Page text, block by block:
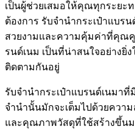
เป็นผู้ช่วยเสมอให้คุณทุกระย
ต้องการ รับจำนำกระเป๋าแบร
สวยงามและความคุ้มค่าที่คุณ
รนด์เนม เป็นที่น่าสนใจอย่างยิ่
ติดตามกันอยู่
รับจำนำกระเป๋าแบรนด์เนมา
จำนำนั้นมักจะเต็มไปด้วยควา
และคุณภาพวัสดุที่ใช้สร้างขึ้น